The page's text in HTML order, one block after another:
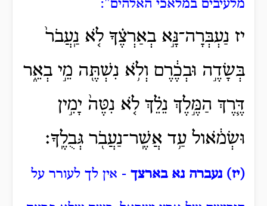
מלעיבים במלאכי האלהים":
יז נַעְבְּרָה־נָּ֣א בְאַרְצֶ֗ךָ לֹ֤א נַֽעֲבֹר֙
בְּשָׂדֶ֣ה וּבְכֶ֔רֶם וְלֹ֥א נִשְׁתֶּ֖ה מֵ֣י בְאֵ֑ר
דֶּ֧רֶךְ הַמֶּ֣לֶךְ נֵלֵ֗ךְ לֹ֤א נִטֶּה֙ יָמִ֣ין
וּשְׂמֹ֔אול עַ֥ד אֲשֶֽׁר־נַעֲבֹ֖ר גְּבֻלֶֽךָ׃
(יז) נעברה נא בארצך - אין לך לעורר על